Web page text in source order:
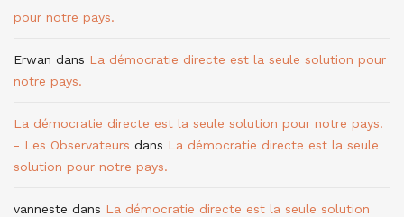
pour notre pays.
Erwan dans La démocratie directe est la seule solution pour
notre pays.
La démocratie directe est la seule solution pour notre pays.
- Les Observateurs dans La démocratie directe est la seule
solution pour notre pays.
vanneste dans La démocratie directe est la seule solution